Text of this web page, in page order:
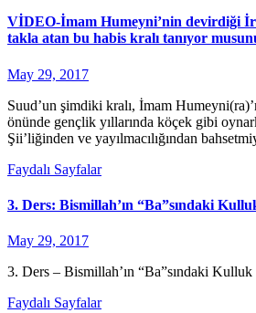
VİDEO-İmam Humeyni’nin devirdiği
takla atan bu habis kralı tanıyor
May 29, 2017
Suud’un şimdiki kralı, İmam
önünde gençlik yıllarında köçek gibi
Şii’liğinden ve yayılmacılığından
Faydalı Sayfalar
3. Ders: Bismillah’ın “Ba”sındaki
May 29, 2017
3. Ders – Bismillah’ın “Ba”sındaki
Faydalı Sayfalar